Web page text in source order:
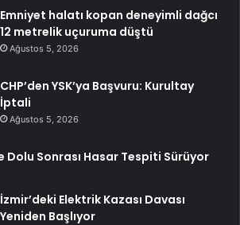
Emniyet halatı kopan deneyimli dağcı
12 metrelik uçuruma düştü
Ağustos 5, 2026
CHP’den YSK’ya Başvuru: Kurultay
İptali
Ağustos 5, 2026
Dolu Sonrası Hasar Tespiti Sürüyor
İzmir’deki Elektrik Kazası Davası
Yeniden Başlıyor